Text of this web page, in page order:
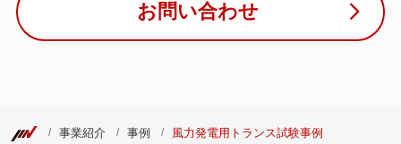
お問い合わせ
事業紹介 事例 風力発電用トランス試験事例